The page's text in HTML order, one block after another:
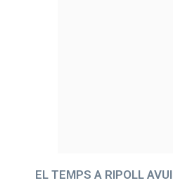
EL TEMPS A RIPOLL AVUI